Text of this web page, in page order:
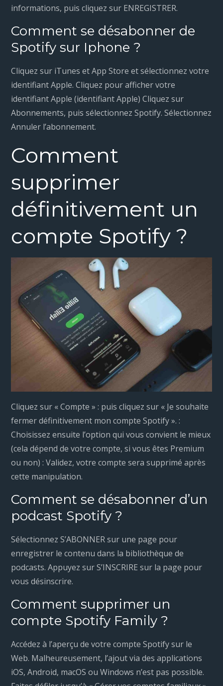
informations, puis cliquez sur ENREGISTRER.
Comment se désabonner de
Spotify sur Iphone ?
Cliquez sur iTunes et App Store et sélectionnez votre
identifiant Apple. Cliquez pour afficher votre
identifiant Apple (identifiant Apple) Cliquez sur
Abonnements, puis sélectionnez Spotify. Sélectionnez
Annuler l’abonnement.
Comment
supprimer
définitivement un
compte Spotify ?
Cliquez sur « Compte » : puis cliquez sur « Je souhaite
fermer définitivement mon compte Spotify ». :
Choisissez ensuite l’option qui vous convient le mieux
(cela dépend de votre compte, si vous êtes Premium
ou non) : Validez, votre compte sera supprimé après
cette manipulation.
Comment se désabonner d’un
podcast Spotify ?
Sélectionnez S’ABONNER sur une page pour
enregistrer le contenu dans la bibliothèque de
podcasts. Appuyez sur S’INSCRIRE sur la page pour
vous désinscrire.
Comment supprimer un
compte Spotify Family ?
Accédez à l’aperçu de votre compte Spotify sur le
Web. Malheureusement, l’ajout via des applications
iOS, Android, macOS ou Windows n’est pas possible.